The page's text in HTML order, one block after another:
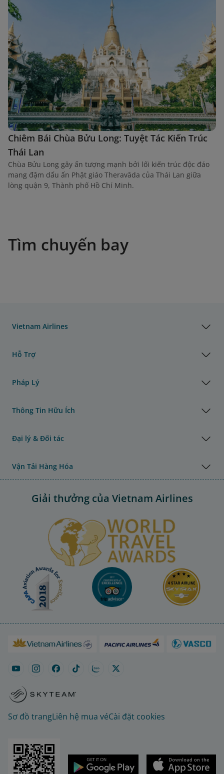
Chiêm Bái Chùa Bửu Long: Tuyệt Tác Kiến Trúc
Thái Lan
Chùa Bửu Long gây ấn tượng mạnh bởi lối kiến trúc độc đáo
mang đậm dấu ấn Phật giáo Theravāda của Thái Lan giữa
lòng quận 9, Thành phố Hồ Chí Minh.
Tìm chuyến bay
Vietnam Airlines
Hỗ Trợ
Pháp Lý
Thông Tin Hữu Ích
Đại lý & Đối tác
Vận Tải Hàng Hóa
Giải thưởng của Vietnam Airlines
Sơ đồ trangLiên hệ mua véCài đặt cookies